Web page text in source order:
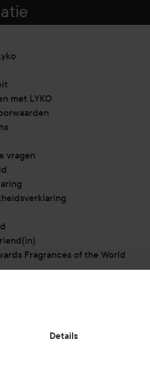
Details
met LYKO
vragen
Fragrances of the World